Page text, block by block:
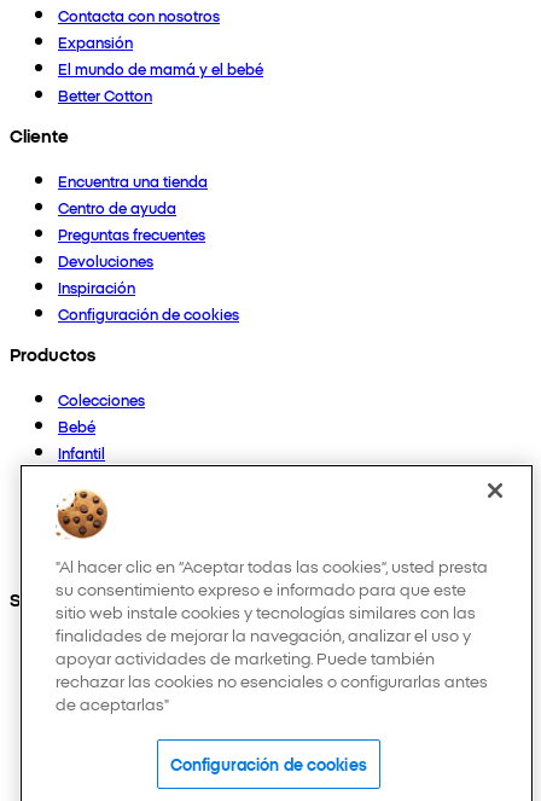
Contacta con nosotros
Expansión
El mundo de mamá y el bebé
Better Cotton
Cliente
Encuentra una tienda
Centro de ayuda
Preguntas frecuentes
Devoluciones
Inspiración
Configuración de cookies
Productos
Colecciones
Bebé
Infantil
Mujer
Hombre
Otros
Síguenos en:
"Al hacer clic en “Aceptar todas las cookies”, usted presta
su consentimiento expreso e informado para que este
sitio web instale cookies y tecnologías similares con las
finalidades de mejorar la navegación, analizar el uso y
apoyar actividades de marketing. Puede también
rechazar las cookies no esenciales o configurarlas antes
de aceptarlas"
Configuración de cookies